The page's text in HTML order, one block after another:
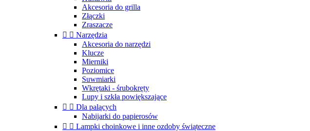
Akcesoria do grilla
Złączki
Zraszacze
  Narzędzia
Akcesoria do narzędzi
Klucze
Mierniki
Poziomice
Suwmiarki
Wkrętaki - śrubokręty
Lupy i szkła powiększające
  Dla palących
Nabijarki do papierosów
  Lampki choinkowe i inne ozdoby świąteczne